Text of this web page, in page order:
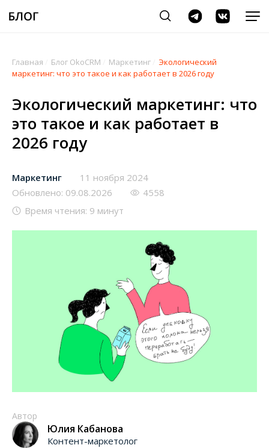
Главная Блог OkoCRM Маркетинг
Экологический
маркетинг: что это такое и как работает в 2026 году
Экологический маркетинг: что
это такое и как работает в
2026 году
Маркетинг
11 ноября 2024
Обновлено: 09.08.2026
4558
Время чтения: 9 минут
Автор
Юлия Кабанова
Контент-маркетолог